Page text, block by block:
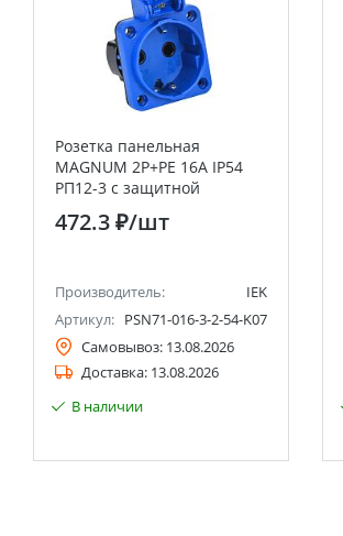
Розетка панельная
MAGNUM 2P+PE 16А IP54
РП12-3 с защитной
крышкой с заземлением
синяя IEK
472.3 ₽/шт
Производитель:
IEK
Артикул: PSN71-016-3-2-54-K07
Самовывоз: 13.08.2026
Доставка: 13.08.2026
В наличии